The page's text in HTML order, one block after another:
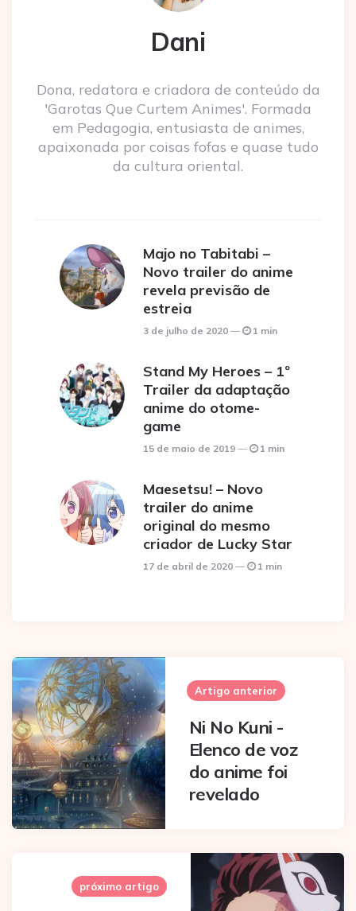
Dani
Dona, redatora e criadora de conteúdo da
'Garotas Que Curtem Animes'. Formada
em Pedagogia, entusiasta de animes,
apaixonada por coisas fofas e quase tudo
da cultura oriental.
Majo no Tabitabi –
Novo trailer do anime
revela previsão de
estreia
3 de julho de 2020 1 min
Stand My Heroes – 1º
Trailer da adaptação
anime do otome-
game
15 de maio de 2019 1 min
Maesetsu! – Novo
trailer do anime
original do mesmo
criador de Lucky Star
17 de abril de 2020 1 min
Post
navigation
Artigo anterior
Ni No Kuni -
Elenco de voz
do anime foi
revelado
próximo artigo